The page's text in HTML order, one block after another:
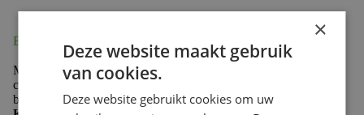
Beschrijving
Made from 100% cotton, Troy Lee Designs T-shirts
combine softness and durability to keep you comfortable
both on the trails and in the paddock.
×
Deze website maakt gebruik
van cookies.
Deze website gebruikt cookies om uw